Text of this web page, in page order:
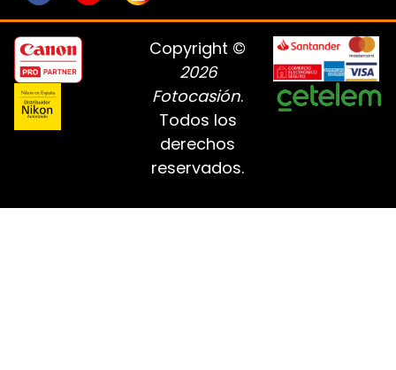
Copyright ©
2026
Fotocasión.
Todos los
derechos
reservados.